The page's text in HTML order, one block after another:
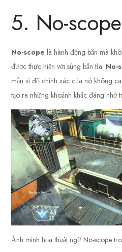
5. No-scope
No-scope là hành động bắn mà
được thực hiện với súng bắn tỉa. No-
mắn vì độ chính xác của nó không
tạo ra những khoảnh khắc đáng nhớ
Ảnh minh họa thuật ngữ No-scope